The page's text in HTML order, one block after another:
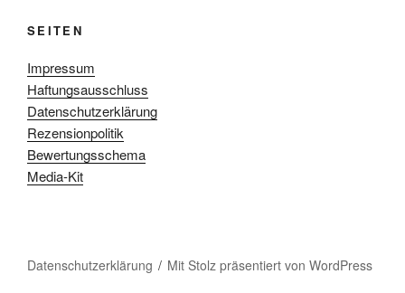
SEITEN
Impressum
Haftungsausschluss
Datenschutzerklärung
Rezensionpolitik
Bewertungsschema
Media-Kit
Datenschutzerklärung Mit Stolz präsentiert von WordPress